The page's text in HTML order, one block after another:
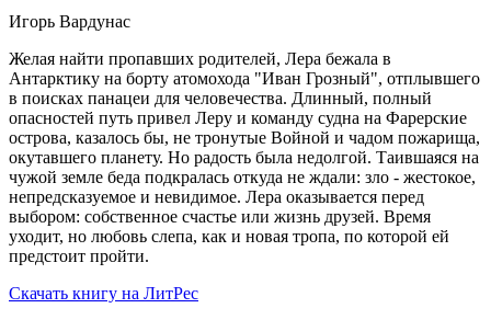
Игорь Вардунас
Желая найти пропавших родителей, Лера бежала в
Антарктику на борту атомохода "Иван Грозный", отплывшего
в поисках панацеи для человечества. Длинный, полный
опасностей путь привел Леру и команду судна на Фарерские
острова, казалось бы, не тронутые Войной и чадом пожарища,
окутавшего планету. Но радость была недолгой. Таившаяся на
чужой земле беда подкралась откуда не ждали: зло - жестокое,
непредсказуемое и невидимое. Лера оказывается перед
выбором: собственное счастье или жизнь друзей. Время
уходит, но любовь слепа, как и новая тропа, по которой ей
предстоит пройти.
Cкачать книгу на ЛитРес